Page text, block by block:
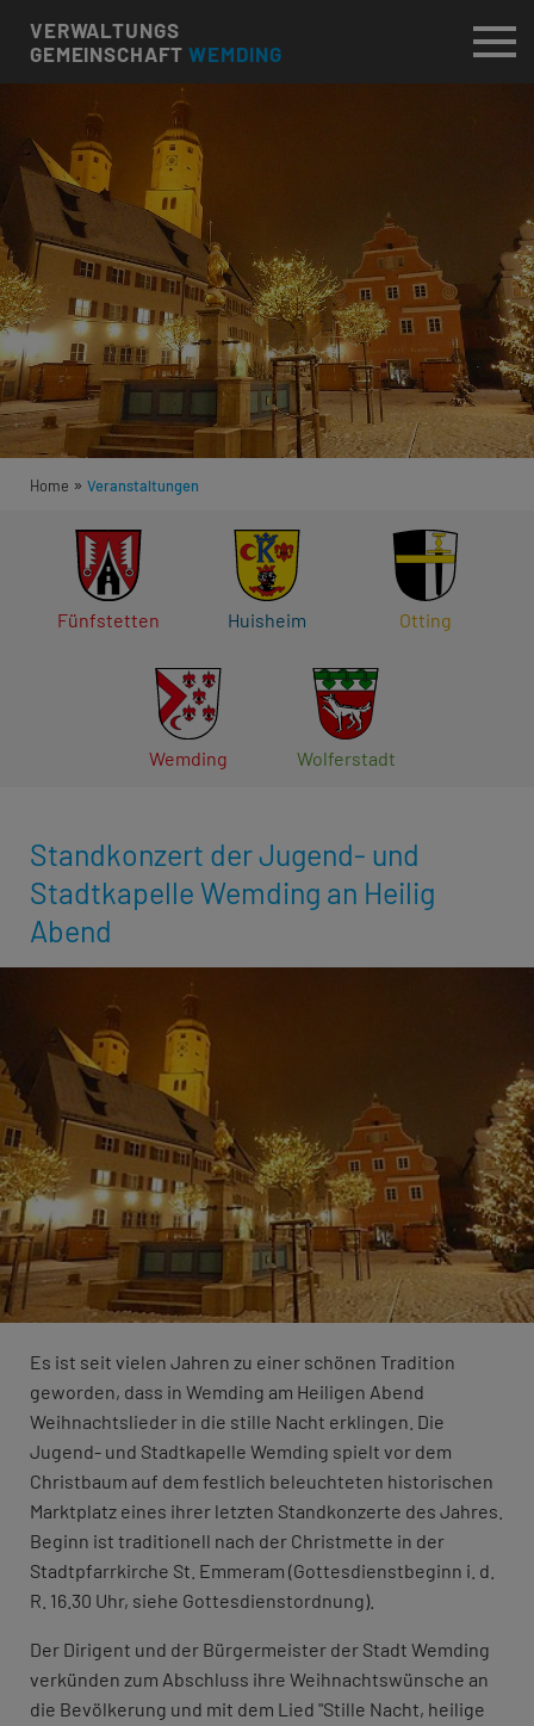
VERWALTUNGS
GEMEINSCHAFTWEMDING
Home » Veranstaltungen
Fünfstetten Huisheim Otting
Wemding Wolferstadt
Standkonzert der Jugend- und
Stadtkapelle Wemding an Heilig
Abend
Es ist seit vielen Jahren zu einer schönen Tradition
geworden, dass in Wemding am Heiligen Abend
Weihnachtslieder in die stille Nacht erklingen. Die
Jugend- und Stadtkapelle Wemding spielt vor dem
Christbaum auf dem festlich beleuchteten historischen
Marktplatz eines ihrer letzten Standkonzerte des Jahres.
Beginn ist traditionell nach der Christmette in der
Stadtpfarrkirche St. Emmeram (Gottesdienstbeginn i. d.
R. 16.30 Uhr, siehe Gottesdienstordnung).
Der Dirigent und der Bürgermeister der Stadt Wemding
verkünden zum Abschluss ihre Weihnachtswünsche an
die Bevölkerung und mit dem Lied "Stille Nacht, heilige